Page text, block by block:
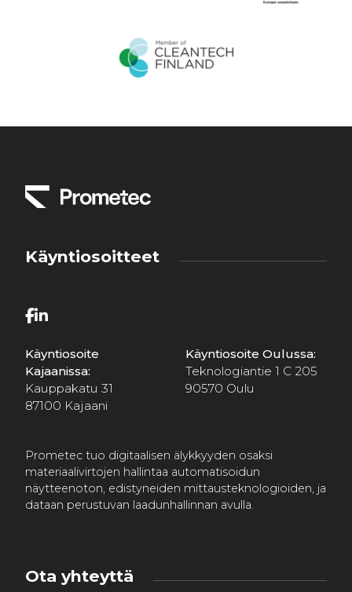
Käyntiosoitteet
Käyntiosoite
Kajaanissa:
Kauppakatu 31
87100 Kajaani
Käyntiosoite Oulussa:
Teknologiantie 1 C 205
90570 Oulu
Prometec tuo digitaalisen älykkyyden osaksi
materiaalivirtojen hallintaa automatisoidun
näytteenoton, edistyneiden mittausteknologioiden, ja
dataan perustuvan laadunhallinnan avulla.
Ota yhteyttä